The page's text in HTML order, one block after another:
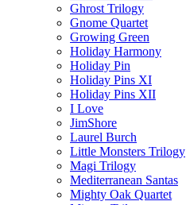
Ghrost Trilogy
Gnome Quartet
Growing Green
Holiday Harmony
Holiday Pin
Holiday Pins XI
Holiday Pins XII
I Love
JimShore
Laurel Burch
Little Monsters Trilogy
Magi Trilogy
Mediterranean Santas
Mighty Oak Quartet